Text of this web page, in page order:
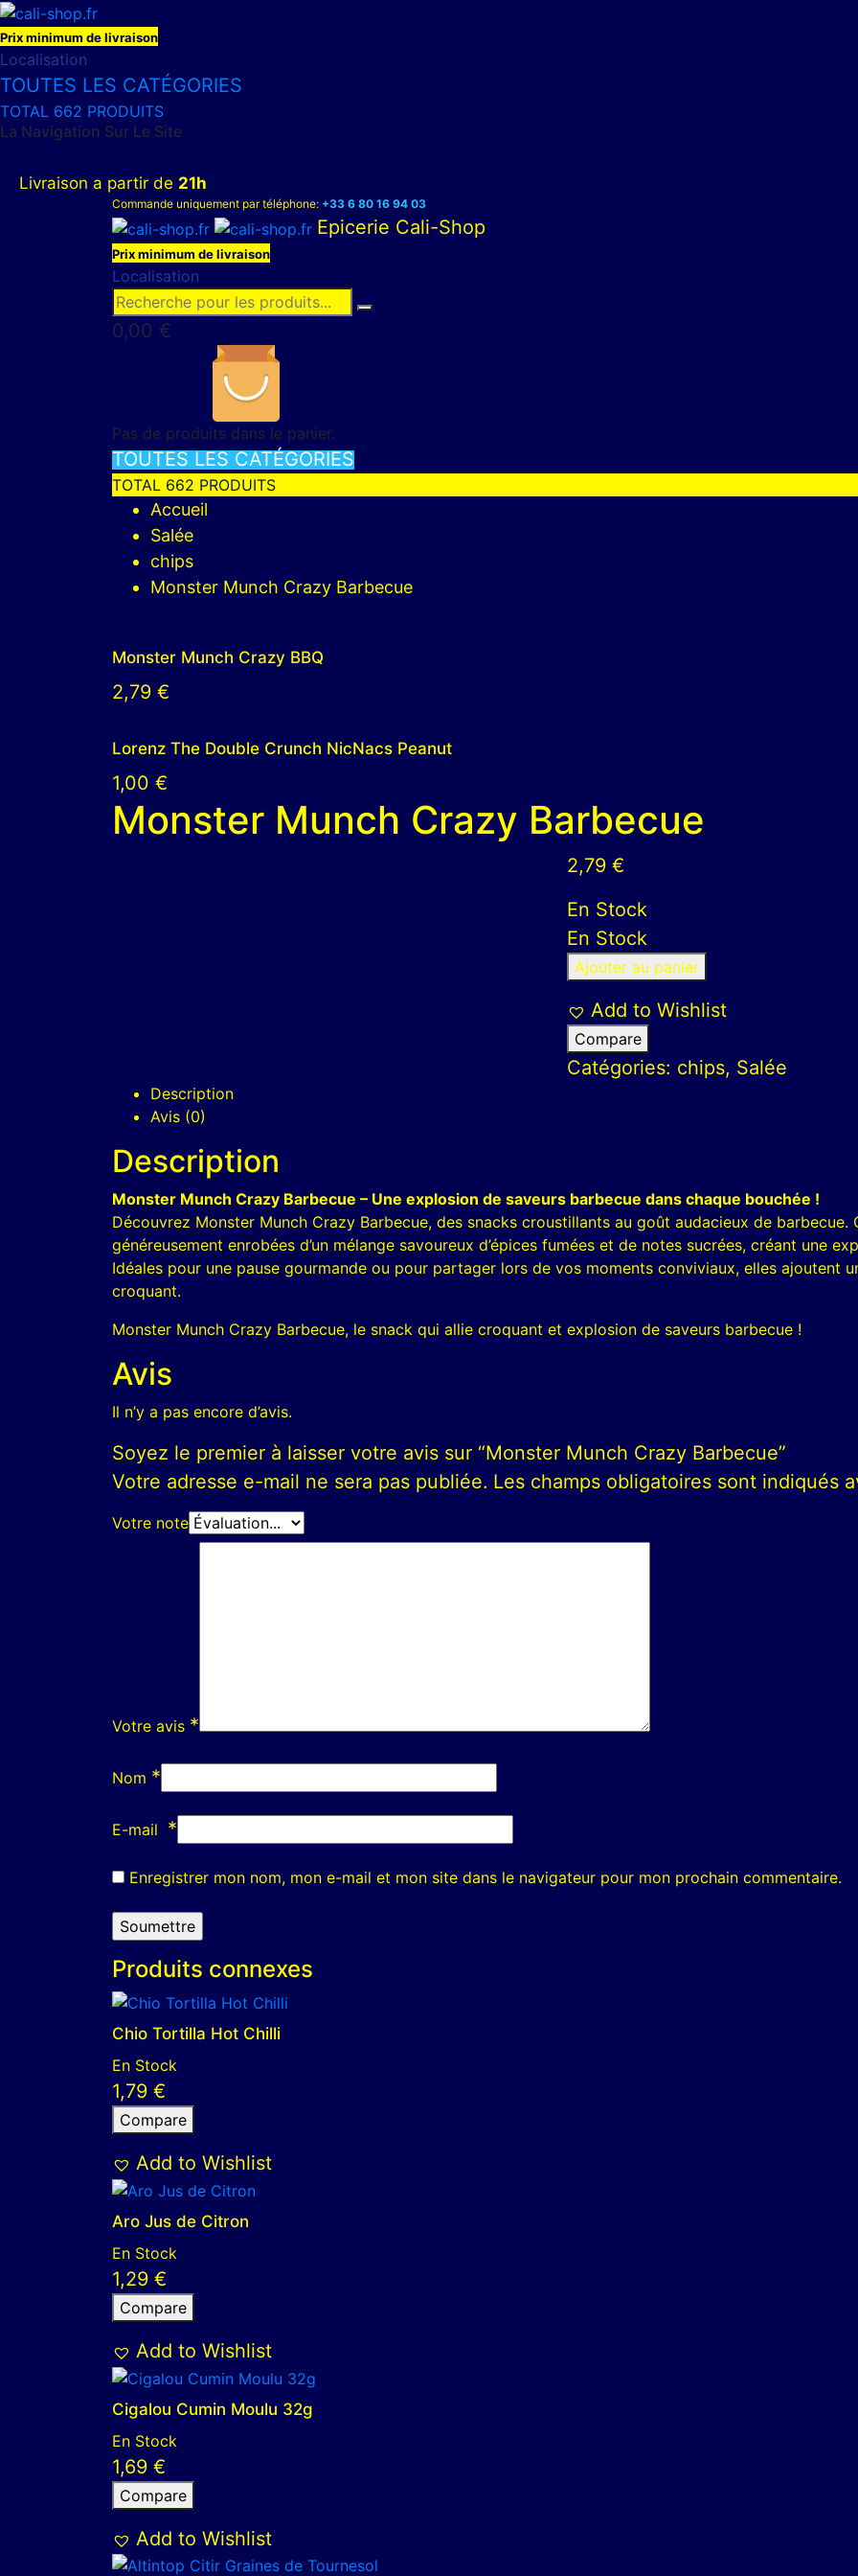
Prix minimum de livraison
Localisation
TOUTES LES CATÉGORIES
TOTAL 662 PRODUITS
La Navigation Sur Le Site
Livraison a partir de 21h
Commande uniquement par téléphone: +33 6 80 16 94 03
Epicerie Cali-Shop
Prix minimum de livraison
Localisation
0,00 €
Pas de produits dans le panier.
TOUTES LES CATÉGORIES
TOTAL 662 PRODUITS
Accueil
Salée
chips
Monster Munch Crazy Barbecue
Monster Munch Crazy BBQ
2,79 €
Lorenz The Double Crunch NicNacs Peanut
1,00 €
Monster Munch Crazy Barbecue
2,79 €
En Stock
En Stock
Ajouter au panier
Add to Wishlist
Compare
Catégories: chips, Salée
Description
Avis (0)
Description
Monster Munch Crazy Barbecue – Une explosion de saveurs barbecue dans chaque bouchée !
Découvrez Monster Munch Crazy Barbecue, des snacks croustillants au goût audacieux de
généreusement enrobées d’un mélange savoureux d’épices fumées et de notes sucrées, créant une
Idéales pour une pause gourmande ou pour partager lors de vos moments conviviaux, elles ajoutent
croquant.
Monster Munch Crazy Barbecue, le snack qui allie croquant et explosion de saveurs barbecue !
Avis
Il n’y a pas encore d’avis.
Soyez le premier à laisser votre avis sur “Monster Munch Crazy Barbecue”
Votre adresse e-mail ne sera pas publiée. Les champs obligatoires sont indiqués
Votre note
Votre avis *
Nom *
E-mail *
Enregistrer mon nom, mon e-mail et mon site dans le navigateur pour mon prochain commentaire.
Produits connexes
Chio Tortilla Hot Chilli
En Stock
1,79 €
Compare
Add to Wishlist
Aro Jus de Citron
En Stock
1,29 €
Compare
Add to Wishlist
Cigalou Cumin Moulu 32g
En Stock
1,69 €
Compare
Add to Wishlist